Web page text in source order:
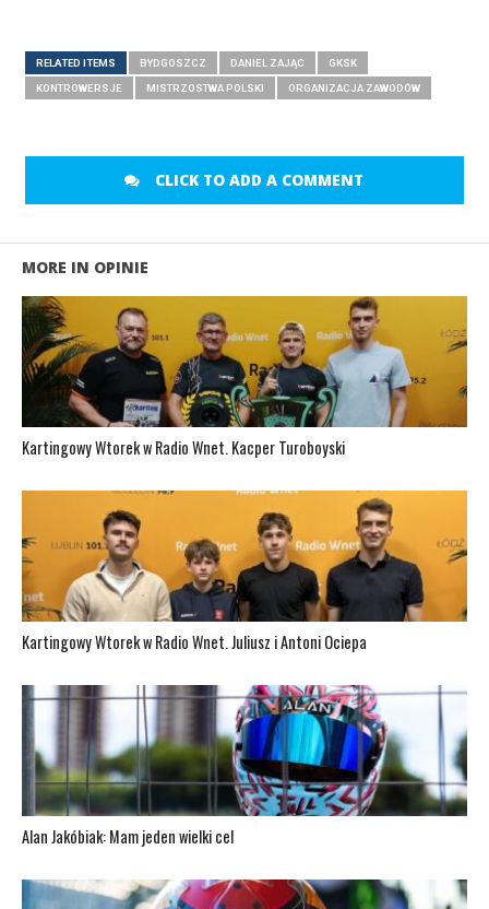
RELATED ITEMS BYDGOSZCZ DANIEL ZAJĄC GKSK
KONTROWERSJE MISTRZOSTWA POLSKI ORGANIZACJA ZAWODÓW
CLICK TO ADD A COMMENT
MORE IN OPINIE
Kartingowy Wtorek w Radio Wnet. Kacper Turoboyski
Kartingowy Wtorek w Radio Wnet. Juliusz i Antoni Ociepa
Alan Jakóbiak: Mam jeden wielki cel